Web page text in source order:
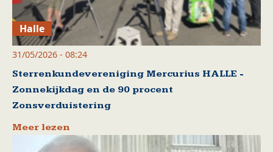
Halle
31/05/2026 - 08:24
Sterrenkundevereniging Mercurius HALLE -
Zonnekijkdag en de 90 procent
Zonsverduistering
Meer lezen